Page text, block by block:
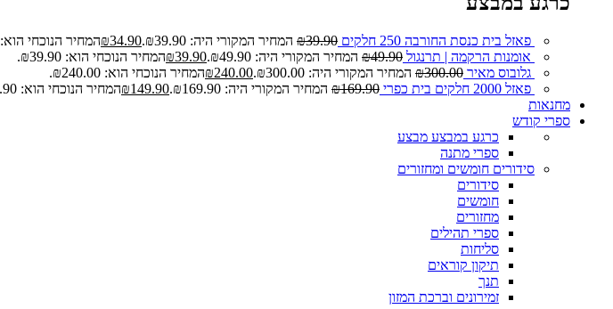
פאזל בית כנסת החורבה 250 חלקים ₪39.90 המחיר המקורי היה: ₪39.90. ₪34.90
המחיר הנוכחי הוא: ₪34.90.
אומנות הרקמה | תרנגול
₪49.90 המחיר המקורי היה: ₪49.90. ₪39.90
המחיר הנוכחי הוא: ₪39.90.
גלובוס מאיר
₪300.00 המחיר המקורי היה: ₪300.00. ₪240.00
המחיר הנוכחי הוא: ₪240.00.
פאזל 2000 חלקים בית כפרי
₪169.90 המחיר המקורי היה: ₪169.90. ₪149.90
המחיר הנוכחי הוא: ₪149.90.
מחנאות
ספרי קודש
כרגע במבצע מבצע
ספרי מתנה
סידורים חומשים ומחזורים
סידורים
חומשים
מחזורים
ספרי תהילים
סליחות
תיקון קוראים
תנך
זמירונים וברכת המזון